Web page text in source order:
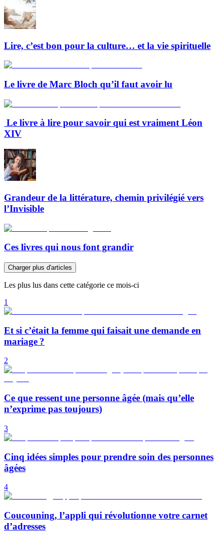
Lire, c’est bon pour la culture… et la vie spirituelle
Le livre de Marc Bloch qu’il faut avoir lu
Le livre à lire pour savoir qui est vraiment Léon
XIV
Grandeur de la littérature, chemin privilégié vers
l’Invisible
Ces livres qui nous font grandir
Charger plus d'articles
Les plus lus dans cette catégorie ce mois-ci
1
Et si c’était la femme qui faisait une demande en
mariage ?
2
Ce que ressent une personne âgée (mais qu’elle
n’exprime pas toujours)
3
Cinq idées simples pour prendre soin des personnes
âgées
4
Coucouning, l’appli qui révolutionne votre carnet
d’adresses